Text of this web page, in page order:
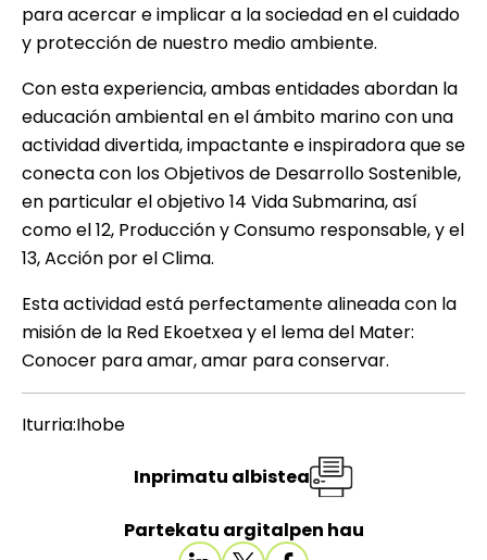
para acercar e implicar a la sociedad en el cuidado
y protección de nuestro medio ambiente.
Con esta experiencia, ambas entidades abordan la
educación ambiental en el ámbito marino con una
actividad divertida, impactante e inspiradora que se
conecta con los Objetivos de Desarrollo Sostenible,
en particular el objetivo 14 Vida Submarina, así
como el 12, Producción y Consumo responsable, y el
13, Acción por el Clima.
Esta actividad está perfectamente alineada con la
misión de la Red Ekoetxea y el lema del Mater:
Conocer para amar, amar para conservar.
Iturria:Ihobe
Partekatu argitalpen hau
Inprimatu albistea